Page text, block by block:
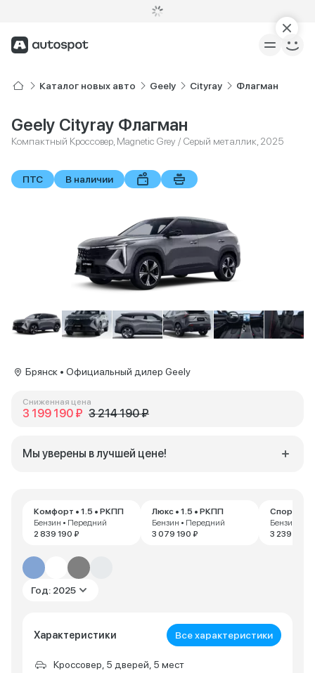
Каталог новых авто Geely Cityray Флагман
Geely Cityray Флагман
Компактный Кроссовер, Magnetic Grey / Серый металлик, 2025
ПТС В наличии
Комфорт • 1.5 • РКПП
Бензин • Передний
2 839 190 ₽
Люкс • 1.5 • РКПП
Бензин • Передний
3 079 190 ₽
Спорт •
Бензин •
3 239 190 ₽
Год: 2025
Характеристики Все характеристики
Кроссовер, 5 дверей, 5 мест
Брянск • Официальный дилер Geely
Сниженная цена
3 199 190 ₽ 3 214 190 ₽
Мы уверены в лучшей цене!